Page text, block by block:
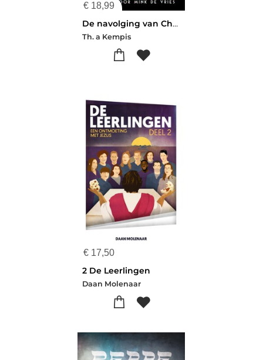
€ 18,99
De navolging van Christus in jonge taal
Th. a Kempis
€ 17,50
2 De Leerlingen
Daan Molenaar